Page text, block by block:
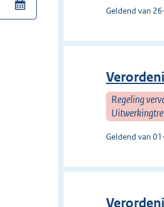
Geldend van
Regeling
Geldend van